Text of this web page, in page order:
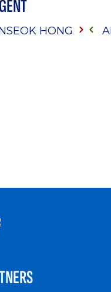
HONG